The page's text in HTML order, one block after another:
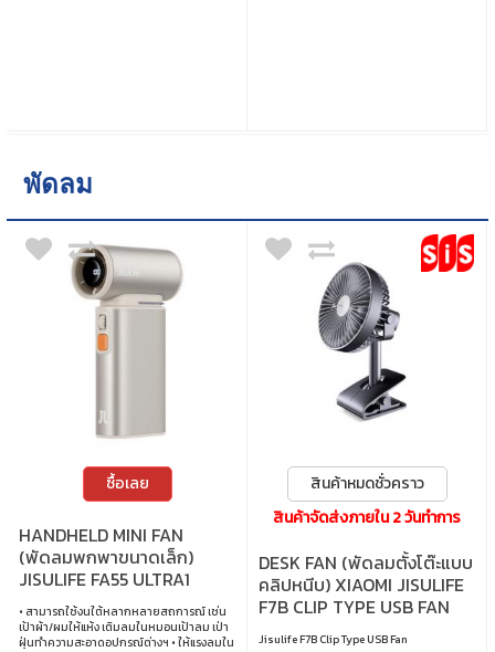
พัดลม
ซื้อเลย
HANDHELD MINI FAN
(พัดลมพกพาขนาดเล็ก)
JISULIFE FA55 ULTRA1
(BROWN) (JSL-
6975061531425)
• สามารถใช้งนใต้หลากหลายสถการณ์ เช่น
เป้าผ้า/ผมให้แห้ง เติมลมในหมอนเป้าลม เป่า
ฝุ่นทำความสะอาดอปกรณ์ต่างฯ • ให้แรงลมใน
สินค้าหมดชั่วคราว
สินค้าจัดส่งภายใน 2 วันทำการ
DESK FAN (พัดลมตั้งโต๊ะแบบ
คลิปหนีบ) XIAOMI JISULIFE
F7B CLIP TYPE USB FAN
(JSL-6972154731014) -
Jisulife F7B Clip Type USB Fan